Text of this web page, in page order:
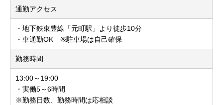
通勤アクセス
・地下鉄東豊線「元町駅」より徒歩10分
・車通勤OK ※駐車場は自己確保
勤務時間
13:00～19:00
・実働5～6時間
※勤務日数、勤務時間は応相談